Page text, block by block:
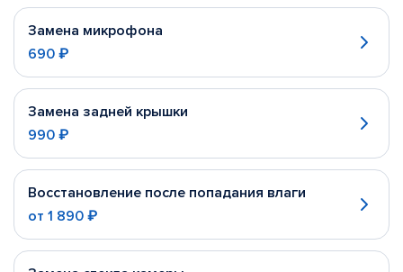
Замена микрофона
690 ₽
Замена задней крышки
990 ₽
Восстановление после попадания влаги
от 1 890 ₽